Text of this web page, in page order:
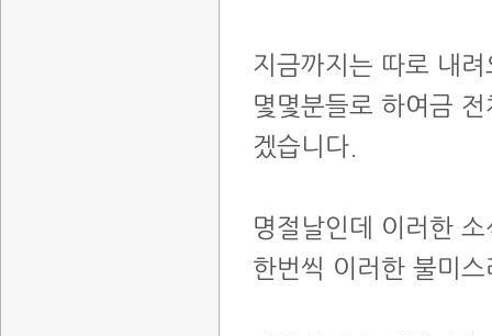
지금까지는 따로 내
몇몇분들로 하여금
겠습니다.
명절날인데 이러한
한번씩 이러한 불미